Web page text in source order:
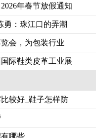
年春节放假通知
勇：珠江口的弄潮
会，为包装行业
际鞋类皮革工业展
较好_鞋子怎样防
哪些